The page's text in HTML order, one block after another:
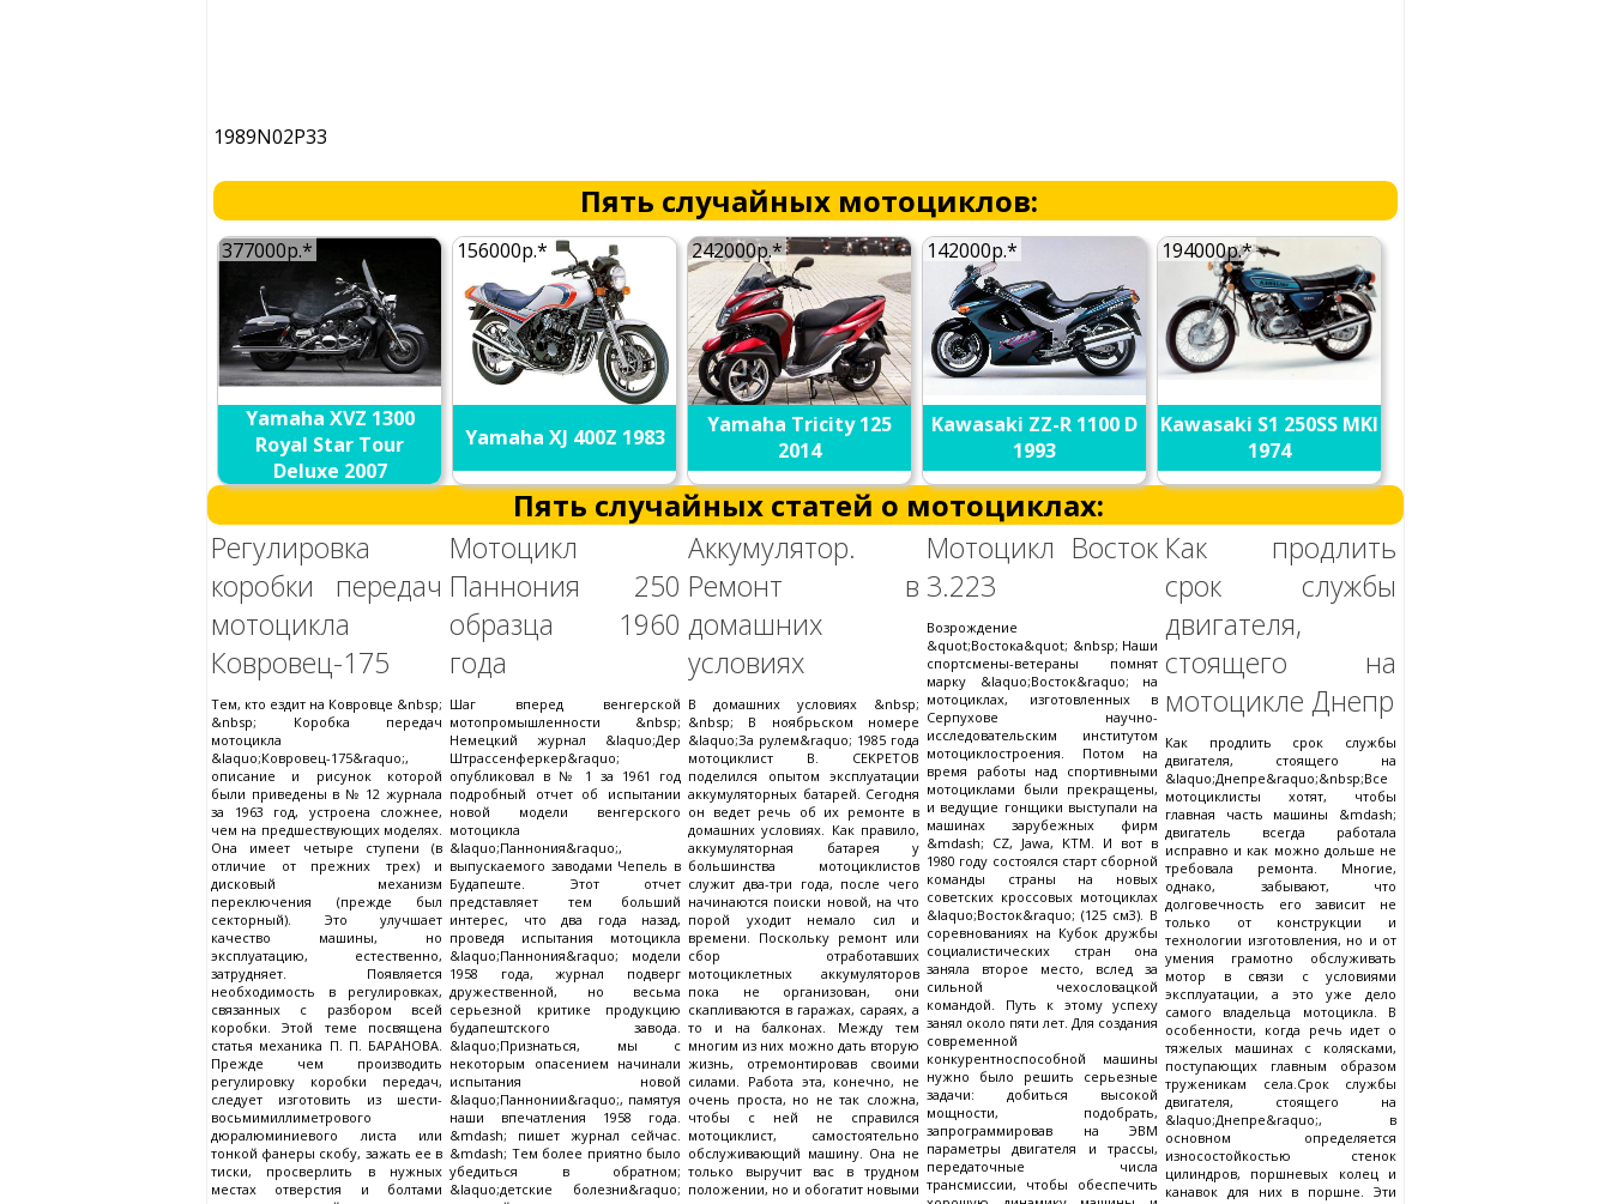
1989N02P33
Пять случайных мотоциклов:
377000р.*
Yamaha XVZ 1300
Royal Star Tour
Deluxe 2007
156000р.*
Yamaha XJ 400Z 1983
242000р.*
Yamaha Tricity 125
2014
142000р.*
Kawasaki ZZ-R 1100 D
1993
194000р.*
Kawasaki S1 250SS MKI
1974
Пять случайных статей о мотоциклах:
Регулировка
коробки передач
мотоцикла
Ковровец-175
Тем, кто ездит на Ковровце &nbsp;
&nbsp; Коробка передач
мотоцикла
&laquo;Ковровец-175&raquo;,
описание и рисунок которой
были приведены в № 12 журнала
за 1963 год, устроена сложнее,
чем на предшествующих моделях.
Она имеет четыре ступени (в
отличие от прежних трех) и
дисковый механизм
переключения (прежде был
секторный). Это улучшает
качество машины, но
эксплуатацию, естественно,
затрудняет. Появляется
необходимость в регулировках,
связанных с разбором всей
коробки. Этой теме посвящена
статья механика П. П. БАРАНОВА.
Прежде чем производить
регулировку коробки передач,
следует изготовить из шести-
восьмимиллиметрового
дюралюминиевого листа или
тонкой фанеры скобу, зажать ее в
тиски, просверлить в нужных
местах отверстия и болтами
Мотоцикл
Паннония 250
образца 1960
года
Шаг вперед венгерской
мотопромышленности &nbsp;
Немецкий журнал &laquo;Дер
Штрассенферкер&raquo;
опубликовал в № 1 за 1961 год
подробный отчет об испытании
новой модели венгерского
мотоцикла
&laquo;Паннония&raquo;,
выпускаемого заводами Чепель в
Будапеште. Этот отчет
представляет тем больший
интерес, что два года назад,
проведя испытания мотоцикла
&laquo;Паннония&raquo; модели
1958 года, журнал подверг
дружественной, но весьма
серьезной критике продукцию
будапештского завода.
&laquo;Признаться, мы с
некоторым опасением начинали
испытания новой
&laquo;Паннонии&raquo;, памятуя
наши впечатления 1958 года.
&mdash; пишет журнал сейчас.
&mdash; Тем более приятно было
убедиться в обратном;
&laquo;детские болезни&raquo;
Аккумулятор.
Ремонт в
домашних
условиях
В домашних условиях &nbsp;
&nbsp; В ноябрьском номере
&laquo;За рулем&raquo; 1985 года
мотоциклист В. СЕКРЕТОВ
поделился опытом эксплуатации
аккумуляторных батарей. Сегодня
он ведет речь об их ремонте в
домашних условиях. Как правило,
аккумуляторная батарея у
большинства мотоциклистов
служит два-три года, после чего
начинаются поиски новой, на что
порой уходит немало сил и
времени. Поскольку ремонт или
сбор отработавших
мотоциклетных аккумуляторов
пока не организован, они
скапливаются в гаражах, сараях, а
то и на балконах. Между тем
многим из них можно дать вторую
жизнь, отремонтировав своими
силами. Работа эта, конечно, не
очень проста, но не так сложна,
чтобы с ней не справился
мотоциклист, самостоятельно
обслуживающий машину. Она не
только выручит вас в трудном
положении, но и обогатит новыми
Мотоцикл Восток
3.223
Возрождение
&quot;Востока&quot; &nbsp; Наши
спортсмены-ветераны помнят
марку &laquo;Восток&raquo; на
мотоциклах, изготовленных в
Серпухове научно-
исследовательским институтом
мотоциклостроения. Потом на
время работы над спортивными
мотоциклами были прекращены,
и ведущие гонщики выступали на
машинах зарубежных фирм
&mdash; CZ, Jawa, KTM. И вот в
1980 году состоялся старт сборной
команды страны на новых
советских кроссовых мотоциклах
&laquo;Восток&raquo; (125 см3). В
соревнованиях на Кубок дружбы
социалистических стран она
заняла второе место, вслед за
сильной чехословацкой
командой. Путь к этому успеху
занял около пяти лет. Для создания
современной
конкурентноспособной машины
нужно было решить серьезные
задачи: добиться высокой
мощности, подобрать,
запрограммировав на ЭВМ
параметры двигателя и трассы,
передаточные числа
трансмиссии, чтобы обеспечить
Как продлить
срок службы
двигателя,
стоящего на
мотоцикле Днепр
Как продлить срок службы
двигателя, стоящего на
&laquo;Днепре&raquo;&nbsp;Все
мотоциклисты хотят, чтобы
главная часть машины &mdash;
двигатель всегда работала
исправно и как можно дольше не
требовала ремонта. Многие,
однако, забывают, что
долговечность его зависит не
только от конструкции и
технологии изготовления, но и от
умения грамотно обслуживать
мотор в связи с условиями
эксплуатации, а это уже дело
самого владельца мотоцикла. В
особенности, когда речь идет о
тяжелых машинах с колясками,
поступающих главным образом
труженикам села.Срок службы
двигателя, стоящего на
&laquo;Днепре&raquo;, в
основном определяется
износостойкостью стенок
цилиндров, поршневых колец и
канавок для них в поршне. Эти